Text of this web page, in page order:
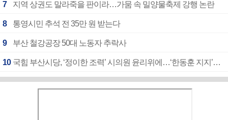
7 지역 상권도 말라죽을 판이라…가뭄 속 밀양물축제 강행 논란
8 통영시민 추석 전 35만 원 받는다
9 부산 철강공장 50대 노동자 추락사
10 국힘 부산시당, ‘정이한 조력’ 시의원 윤리위에…‘한동훈 지지’도 신고접수